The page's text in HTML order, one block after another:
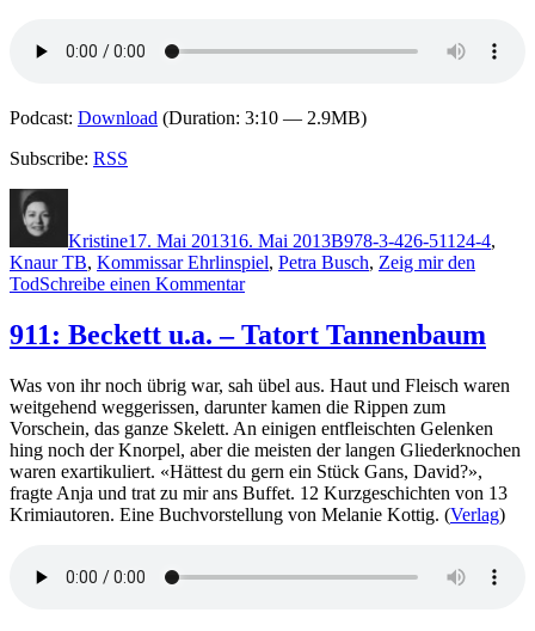
Podcast: Download (Duration: 3:10 — 2.9MB)
Subscribe: RSS
Kristine17. Mai 201316. Mai 2013B978-3-426-51124-4,
Knaur TB, Kommissar Ehrlinspiel, Petra Busch, Zeig mir den
TodSchreibe einen Kommentarzu
Petra
Busch
Zeig
mir
den
Tod
911: Beckett u.a. – Tatort Tannenbaum
Was von ihr noch übrig war, sah übel aus. Haut und Fleisch waren
weitgehend weggerissen, darunter kamen die Rippen zum
Vorschein, das ganze Skelett. An einigen entfleischten Gelenken
hing noch der Knorpel, aber die meisten der langen Gliederknochen
waren exartikuliert. «Hättest du gern ein Stück Gans, David?»,
fragte Anja und trat zu mir ans Buffet. 12 Kurzgeschichten von 13
Krimiautoren. Eine Buchvorstellung von Melanie Kottig. (Verlag)